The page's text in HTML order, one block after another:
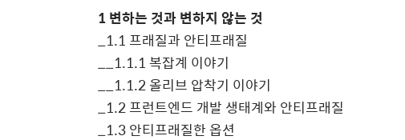
1변하는 것과 변하지 않는 것
_1.1 프래질과 안티프래질
__1.1.1복잡계 이야기
__1.1.2올리브 압착기 이야기
_1.2프런트엔드 개발 생태계와 안티프래질
_1.3안티프래질한 옵션